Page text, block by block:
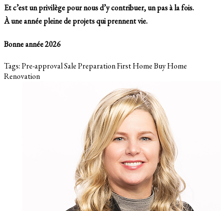
Et c’est un privilège pour nous d’y contribuer, un pas à la fois.
À une année pleine de projets qui prennent vie.
Bonne année 2026
Tags:Pre-approvalSale PreparationFirst HomeBuy Home
Renovation